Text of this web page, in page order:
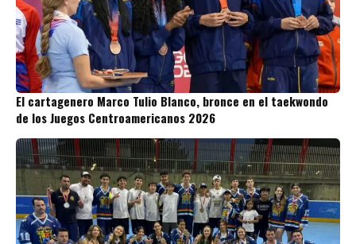
El cartagenero Marco Tulio Blanco, bronce en el taekwondo
de los Juegos Centroamericanos 2026